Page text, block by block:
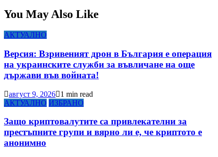
You May Also Like
АКТУАЛНО
Версия: Взривеният дрон в България е операция
на украинските служби за въвличане на още
държави във войната!
август 9, 2026
1 min read
АКТУАЛНО ИЗБРАНО
Защо криптовалутите са привлекателни за
престъпните групи и вярно ли е, че криптото е
анонимно